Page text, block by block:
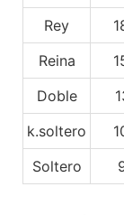
Rey
Reina
Doble
k.soltero
Soltero